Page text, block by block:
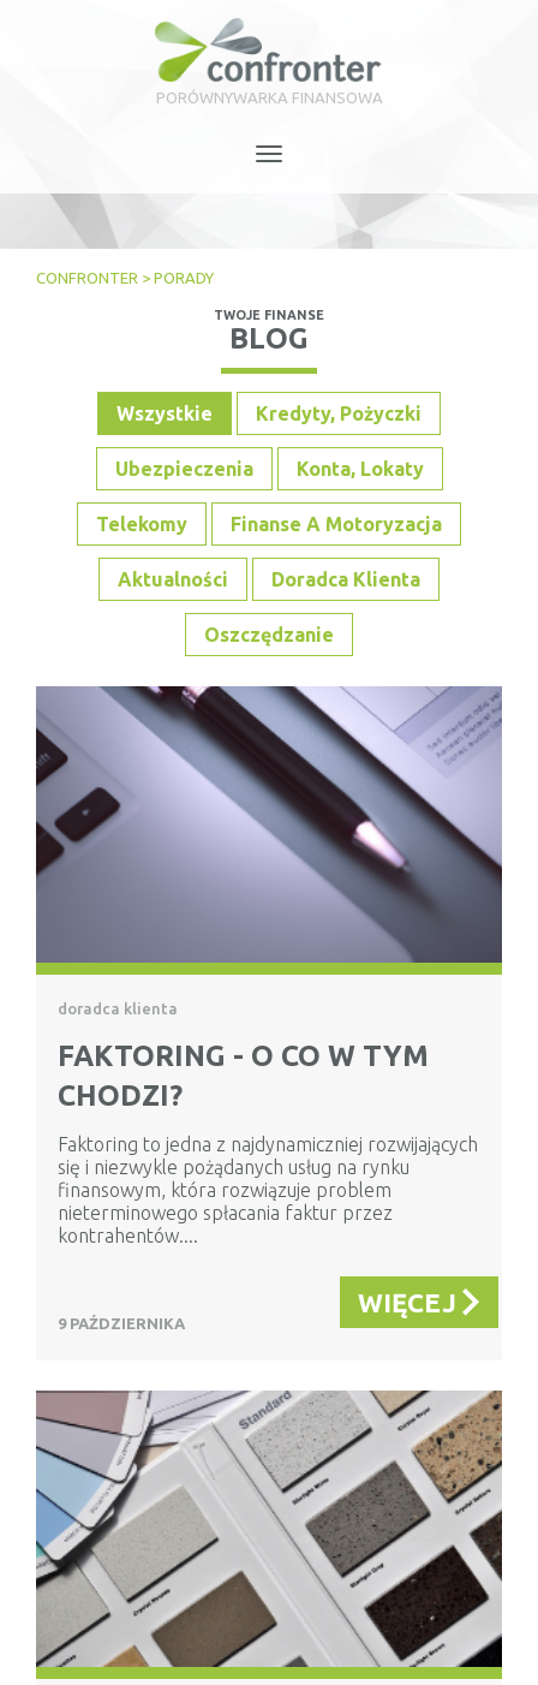
PORÓWNYWARKA FINANSOWA
navigation
CONFRONTER > PORADY
TWOJE FINANSE
BLOG
Wszystkie Kredyty, Pożyczki
Ubezpieczenia Konta, Lokaty
Telekomy Finanse A Motoryzacja
Aktualności Doradca Klienta
Oszczędzanie
doradca klienta
FAKTORING - O CO W TYM
CHODZI?
Faktoring to jedna z najdynamiczniej rozwijających
się i niezwykle pożądanych usług na rynku
finansowym, która rozwiązuje problem
nieterminowego spłacania faktur przez
kontrahentów....
9 PAŹDZIERNIKA
WIĘCEJ